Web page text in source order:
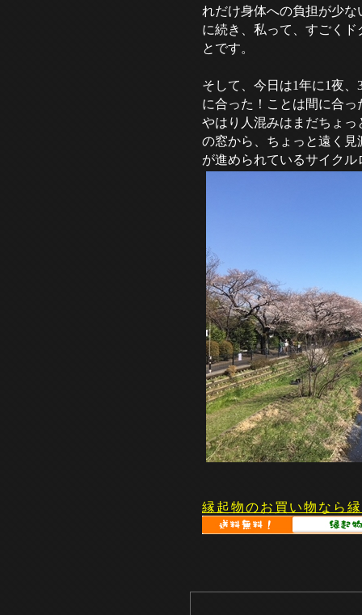
れだけ身体への負担が少
に続き、私って、すごく
とです。
そして、今日は1年に1夜
に合った！ことは間に合
やはり人混みはまだちょ
の窓から、ちょっと遠く
が進められているサイク
縁起物のお買い物なら